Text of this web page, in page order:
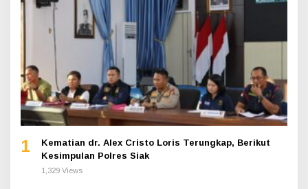
1
Kematian dr. Alex Cristo Loris Terungkap, Berikut
Kesimpulan Polres Siak
1,329 Views